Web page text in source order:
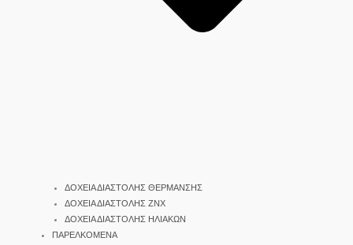
ΔΟΧΕΙΑ ΔΙΑΣΤΟΛΗΣ ΘΕΡΜΑΝΣΗΣ
ΔΟΧΕΙΑ ΔΙΑΣΤΟΛΗΣ ΖΝΧ
ΔΟΧΕΙΑ ΔΙΑΣΤΟΛΗΣ ΗΛΙΑΚΩΝ
ΠΑΡΕΛΚΟΜΕΝΑ